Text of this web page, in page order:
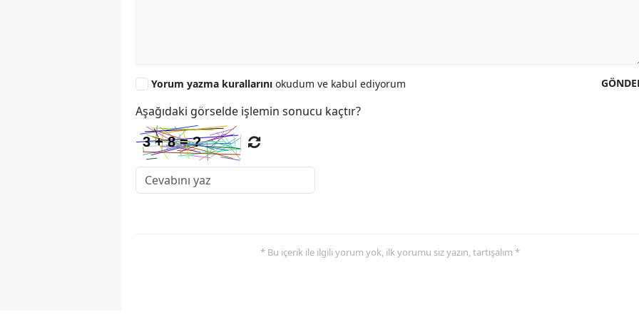
Yorum yazma kurallarını okudum ve kabul ediyorum
Aşağıdaki görselde işlemin sonucu kaçtır?
* Bu içerik ile ilgili yorum yok, ilk yorumu siz yazın, tartışalım *